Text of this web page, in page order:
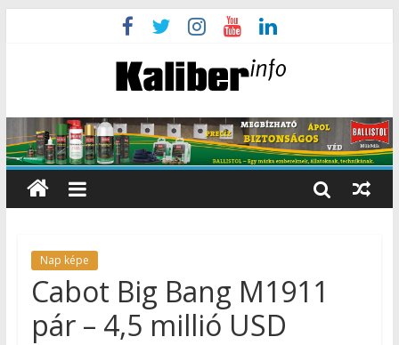
Nap képe
Cabot Big Bang M1911
pár – 4,5 millió USD